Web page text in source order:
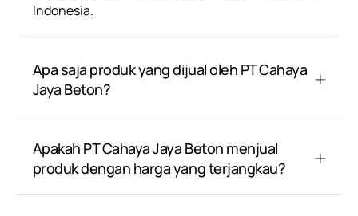
Indonesia.
Apa saja produk yang dijual oleh PT Cahaya
Jaya Beton?
Apakah PT Cahaya Jaya Beton menjual
produk dengan harga yang terjangkau?